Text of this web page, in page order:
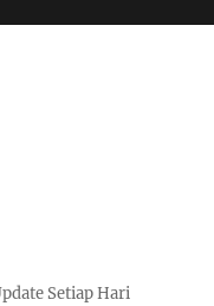
Setiap Hari